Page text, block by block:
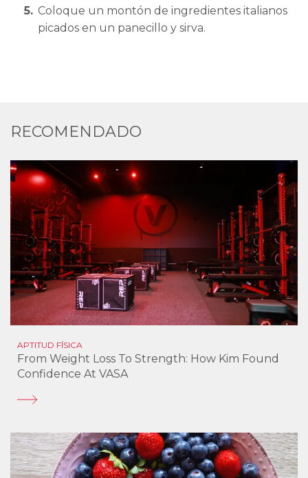
Coloque un montón de ingredientes italianos
picados en un panecillo y sirva.
RECOMENDADO
APTITUD FÍSICA
From Weight Loss To Strength: How Kim Found
Confidence At VASA